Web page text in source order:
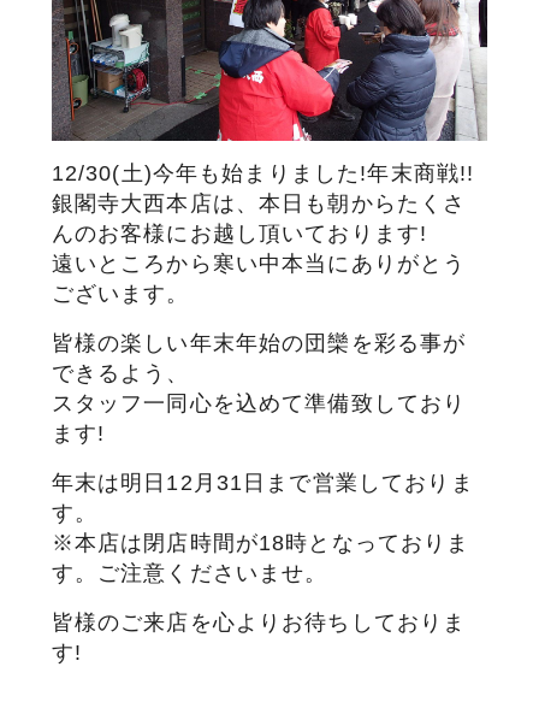
12/30(土)今年も始まりました!年末商戦!!
銀閣寺大西本店は、本日も朝からたくさ
んのお客様にお越し頂いております!
遠いところから寒い中本当にありがとう
ございます。
皆様の楽しい年末年始の団欒を彩る事が
できるよう、
スタッフ一同心を込めて準備致しており
ます!
年末は明日12月31日まで営業しておりま
す。
※本店は閉店時間が18時となっておりま
す。ご注意くださいませ。
皆様のご来店を心よりお待ちしておりま
す!